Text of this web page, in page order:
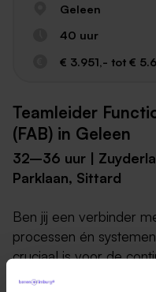
Geleen
40 uur
€ 3.951,- tot €
Teamleider
(FAB) in Geleen
32–36 uur |
Parklaan, Sittard
Ben jij een verbinder
processen én
cruciaal is voor de
daarmee voor de